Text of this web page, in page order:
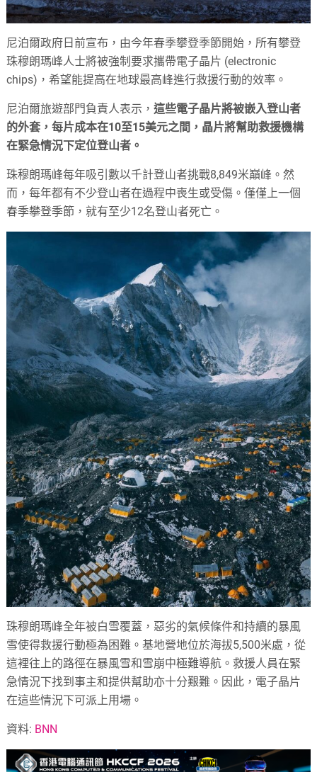
尼泊爾政府日前宣布，由今年春季攀登季節開始，所有攀登
珠穆朗瑪峰人士將被強制要求攜帶電子晶片 (electronic
chips)，希望能提高在地球最高峰進行救援行動的效率。
尼泊爾旅遊部門負責人表示，這些電子晶片將被嵌入登山者
的外套，每片成本在10至15美元之間，晶片將幫助救援機構
在緊急情況下定位登山者。
珠穆朗瑪峰每年吸引數以千計登山者挑戰8,849米巔峰。然
而，每年都有不少登山者在過程中喪生或受傷。僅僅上一個
春季攀登季節，就有至少12名登山者死亡。
珠穆朗瑪峰全年被白雪覆蓋，惡劣的氣候條件和持續的暴風
雪使得救援行動極為困難。基地營地位於海拔5,500米處，從
這裡往上的路徑在暴風雪和雪崩中極難導航。救援人員在緊
急情況下找到事主和提供幫助亦十分艱難。因此，電子晶片
在這些情況下可派上用場。
資料: BNN